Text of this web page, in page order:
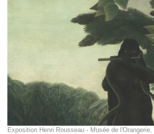
Exposition Henri Rousseau - Musée de l'Orangerie,